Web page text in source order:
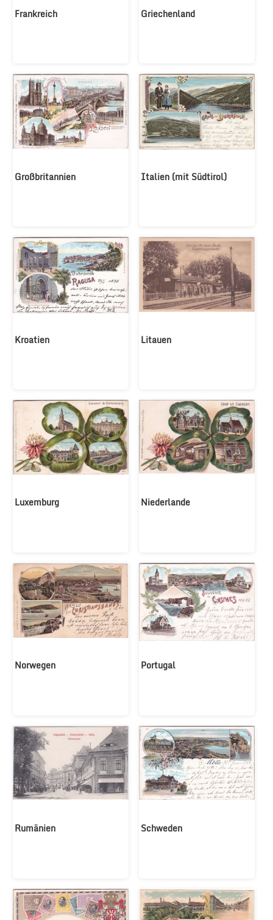
Frankreich Griechenland
Großbritannien Italien (mit Südtirol)
Kroatien Litauen
Luxemburg Niederlande
Norwegen Portugal
Rumänien Schweden